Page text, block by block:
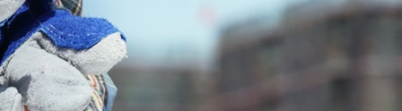
Gutachter in Frankfurt (Main)
Gutachter in Hamburg
Gutachter in Köln